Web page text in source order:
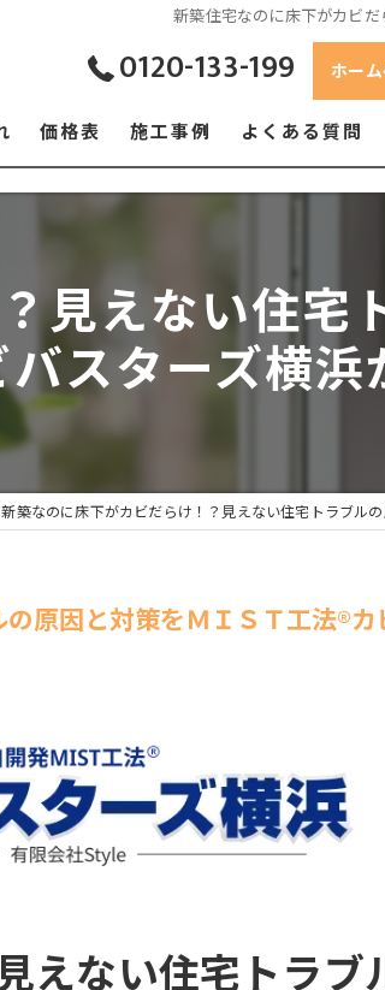
新築住宅なのに床下がカビ
0120-133-199 ホー
価格表 施工事例 よくある質問
見えない住宅
スターズ横
新築なのに床下がカビだらけ！？見えない住宅トラブル
原因と対策をＭＩＳＴ工法®